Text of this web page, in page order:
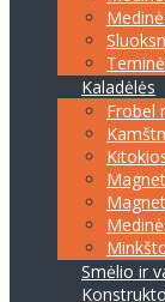
Kaladėlės
Frobel
Smėlio ir